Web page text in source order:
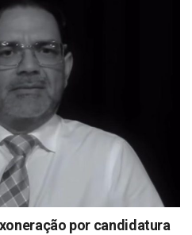
por candidatura